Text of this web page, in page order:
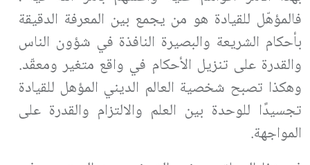
فالمؤهّل للقيادة هو من يجمع بين المعرفة الدقيقة
بأحكام الشريعة والبصيرة النافذة في شؤون الناس
والقدرة على تنزيل الأحكام في واقع متغير ومعقّد.
وهكذا تصبح شخصية العالم الديني المؤهل للقيادة
تجسيدًا للوحدة بين العلم والالتزام والقدرة على
المواجهة.